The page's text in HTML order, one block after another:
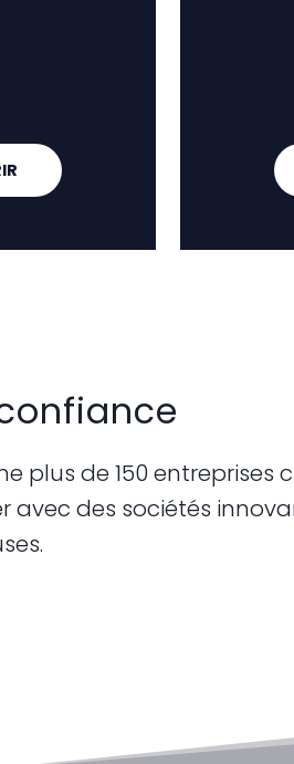
plus de 150 entreprises
avec des sociétés